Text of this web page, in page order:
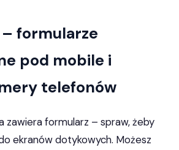
formularze
pod mobile i
telefonów
zawiera formularz – spraw, żeby
ekranów dotykowych. Możesz